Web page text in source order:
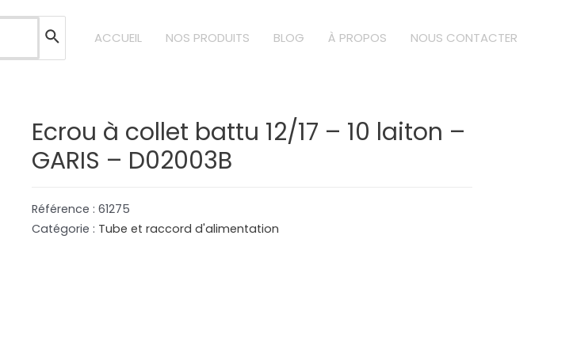
ACCUEIL NOS PRODUITS BLOG À PROPOS NOUS CONTACTER
Ecrou à collet battu 12/17 – 10 laiton –
GARIS – D02003B
Référence :61275
Catégorie : Tube et raccord d'alimentation